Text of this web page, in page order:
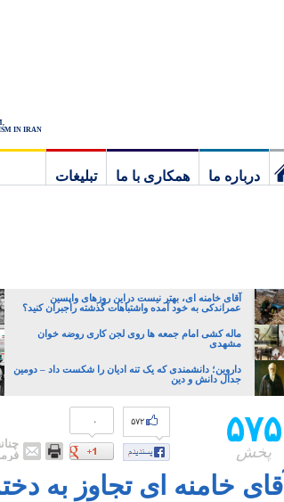
IN IRAN
درباره ما همکاری با ما
تبلیغات
آقای خامنه ای، بهتر نیست دراین روزهای واپسین
عمراندکی به خود آمده واشتباهات گذشته راجبران کنید؟
ماله کشی امام جمعه ها روی لجن کاری روضه خوان
مشهدی
داروین؛ دانشمندی که یک تنه ادیان را شکست داد – دومین
جدال دانش و دین
۵۷۵
پخش
۰ ۵۷۲
آقای خامنه ای تجاوز به